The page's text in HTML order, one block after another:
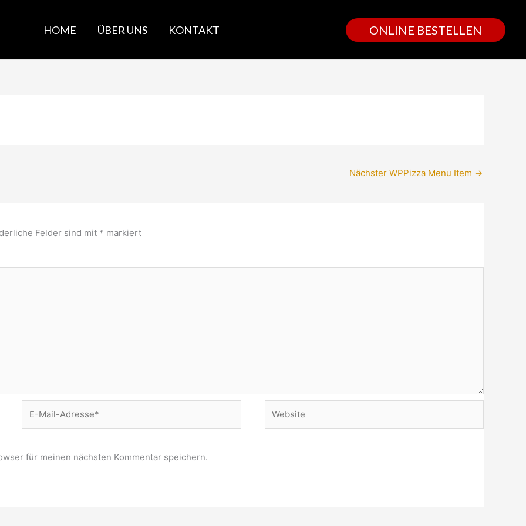
HOME ÜBER UNS KONTAKT ONLINE BESTELLEN
Nächster WPPizza Menu Item →
Felder sind mit * markiert
Mail-
für meinen nächsten Kommentar speichern.